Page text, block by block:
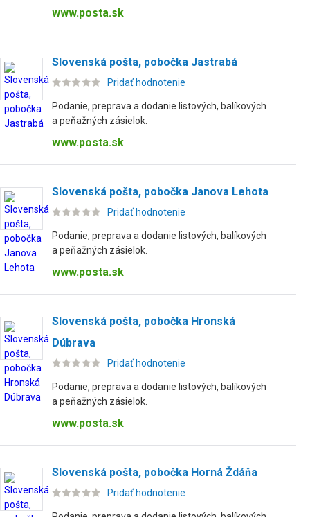
www.posta.sk
Slovenská pošta, pobočka Jastrabá
Pridať hodnotenie
Podanie, preprava a dodanie listových, balíkových
a peňažných zásielok.
www.posta.sk
Slovenská pošta, pobočka Janova Lehota
Pridať hodnotenie
Podanie, preprava a dodanie listových, balíkových
a peňažných zásielok.
www.posta.sk
Slovenská pošta, pobočka Hronská
Dúbrava
Pridať hodnotenie
Podanie, preprava a dodanie listových, balíkových
a peňažných zásielok.
www.posta.sk
Slovenská pošta, pobočka Horná Ždáňa
Pridať hodnotenie